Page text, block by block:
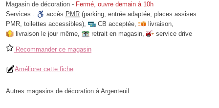
Magasin de décoration - Fermé, ouvre demain à 10h
Services :
accès PMR (parking, entrée adaptée, places assises
PMR, toilettes accessibles), CB acceptée, livraison,
livraison le jour même, retrait en magasin, service drive
Recommander ce magasin
Améliorer cette fiche
Autres magasins de décoration à Argenteuil